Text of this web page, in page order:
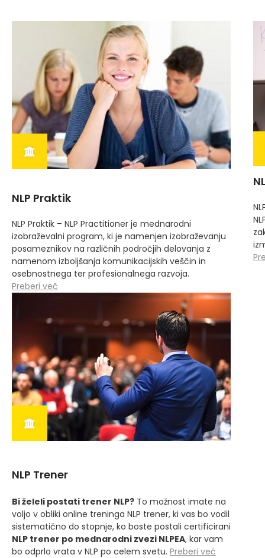
NLP Praktik
NLP Praktik – NLP Practitioner je mednarodni
izobraževalni program, ki je namenjen izobraževanju
posameznikov na različnih področjih delovanja z
namenom izboljšanja komunikacijskih veščin in
osebnostnega ter profesionalnega razvoja.
Preberi več
NLP Trener
Bi želeli postati trener NLP? To možnost imate na
voljo v obliki online treninga NLP trener, ki vas bo vodil
sistematično do stopnje, ko boste postali certificirani
NLP trener po mednarodni zvezi NLPEA, kar vam
bo odprlo vrata v NLP po celem svetu. Preberi več